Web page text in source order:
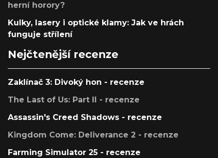
herní horory?
Kulky, lasery i optické klamy: Jak ve hrách
funguje střílení
Nejčtenější recenze
Zaklínač 3: Divoký hon - recenze
The Last of Us: Part II - recenze
Assassin's Creed Shadows - recenze
Kingdom Come: Deliverance 2 - recenze
Farming Simulator 25 - recenze